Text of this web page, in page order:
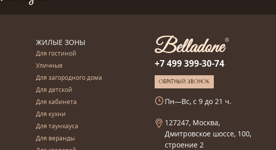
ЖИЛЫЕ ЗОНЫ
Для гостиной
Уличные
Для загородного дома
Для детской
Для кабинета
Для кухни
Для таунхауса
Для веранды
+7 499 399-30-74
ОБРАТНЫЙ ЗВОНОК
Пн—Вс, с 9 до 21 ч.
127247, Москва,
Дмитровское шоссе, 100,
строение 2